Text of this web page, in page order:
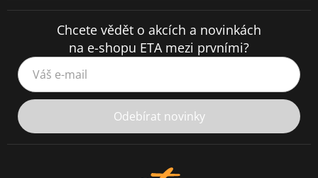
Chcete vědět o akcích a novinkách
na e-shopu ETA mezi prvními?
Váš e-mail
Odebírat novinky